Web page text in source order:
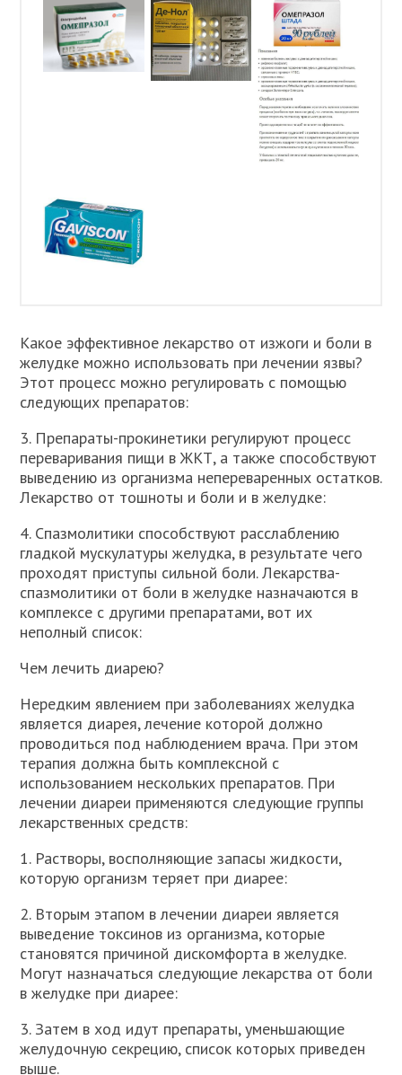
Какое эффективное лекарство от изжоги и боли в
желудке можно использовать при лечении язвы?
Этот процесс можно регулировать с помощью
следующих препаратов:
3. Препараты-прокинетики регулируют процесс
переваривания пищи в ЖКТ, а также способствуют
выведению из организма непереваренных остатков.
Лекарство от тошноты и боли и в желудке:
4. Спазмолитики способствуют расслаблению
гладкой мускулатуры желудка, в результате чего
проходят приступы сильной боли. Лекарства-
спазмолитики от боли в желудке назначаются в
комплексе с другими препаратами, вот их
неполный список:
Чем лечить диарею?
Нередким явлением при заболеваниях желудка
является диарея, лечение которой должно
проводиться под наблюдением врача. При этом
терапия должна быть комплексной с
использованием нескольких препаратов. При
лечении диареи применяются следующие группы
лекарственных средств:
1. Растворы, восполняющие запасы жидкости,
которую организм теряет при диарее:
2. Вторым этапом в лечении диареи является
выведение токсинов из организма, которые
становятся причиной дискомфорта в желудке.
Могут назначаться следующие лекарства от боли
в желудке при диарее:
3. Затем в ход идут препараты, уменьшающие
желудочную секрецию, список которых приведен
выше.